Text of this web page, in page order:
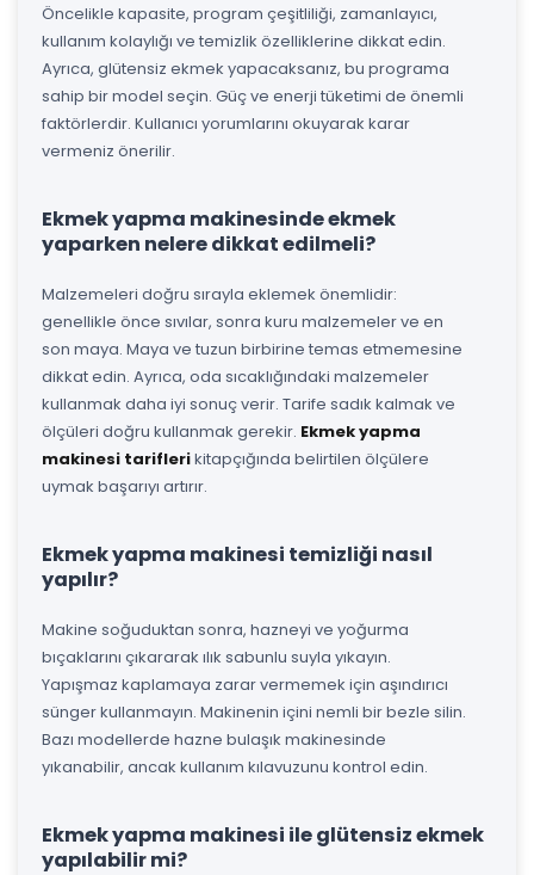
Öncelikle kapasite, program çeşitliliği, zamanlayıcı,
kullanım kolaylığı ve temizlik özelliklerine dikkat edin.
Ayrıca, glütensiz ekmek yapacaksanız, bu programa
sahip bir model seçin. Güç ve enerji tüketimi de önemli
faktörlerdir. Kullanıcı yorumlarını okuyarak karar
vermeniz önerilir.
Ekmek yapma makinesinde ekmek
yaparken nelere dikkat edilmeli?
Malzemeleri doğru sırayla eklemek önemlidir:
genellikle önce sıvılar, sonra kuru malzemeler ve en
son maya. Maya ve tuzun birbirine temas etmemesine
dikkat edin. Ayrıca, oda sıcaklığındaki malzemeler
kullanmak daha iyi sonuç verir. Tarife sadık kalmak ve
ölçüleri doğru kullanmak gerekir. Ekmek yapma
makinesi tariflerikitapçığında belirtilen ölçülere
uymak başarıyı artırır.
Ekmek yapma makinesi temizliği nasıl
yapılır?
Makine soğuduktan sonra, hazneyi ve yoğurma
bıçaklarını çıkararak ılık sabunlu suyla yıkayın.
Yapışmaz kaplamaya zarar vermemek için aşındırıcı
sünger kullanmayın. Makinenin içini nemli bir bezle silin.
Bazı modellerde hazne bulaşık makinesinde
yıkanabilir, ancak kullanım kılavuzunu kontrol edin.
Ekmek yapma makinesi ile glütensiz ekmek
yapılabilir mi?